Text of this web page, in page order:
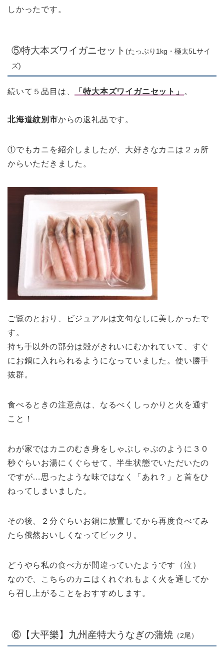
しかったです。
⑤特大本ズワイガニセット (たっぷり1kg・極太5Lサイ
ズ)
続いて５品目は、 「特大本ズワイガニセット」 。
北海道紋別市からの返礼品です。
①でもカニを紹介しましたが、大好きなカニは２ヵ所
からいただきました。
ご覧のとおり、ビジュアルは文句なしに美しかったで
す。
持ち手以外の部分は殻がきれいにむかれていて、すぐ
にお鍋に入れられるようになっていました。使い勝手
抜群。
食べるときの注意点は、なるべくしっかりと火を通す
こと！
わが家ではカニのむき身をしゃぶしゃぶのように３０
秒ぐらいお湯にくぐらせて、半生状態でいただいたの
ですが…思ったような味ではなく「あれ？」と首をひ
ねってしまいました。
その後、２分ぐらいお鍋に放置してから再度食べてみ
たら俄然おいしくなってビックリ。
どうやら私の食べ方が間違っていたようです（泣）
なので、こちらのカニはくれぐれもよく火を通してか
ら召し上がることをおすすめします。
⑥【大平樂】九州産特大うなぎの蒲焼 （2尾）